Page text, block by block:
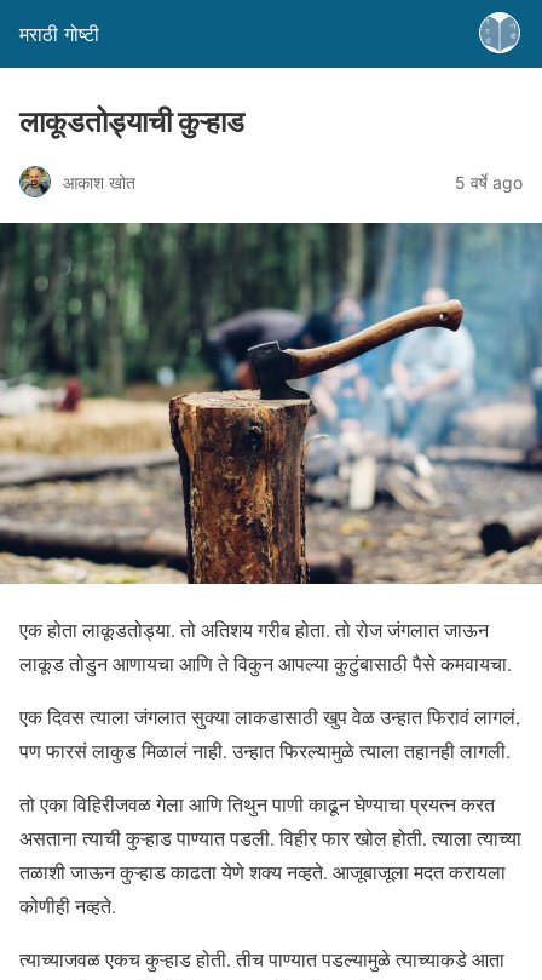
मराठी गोष्टी
लाकूडतोड्याची कुऱ्हाड
आकाश खोत 5 वर्षे ago
एक होता लाकूडतोड्या. तो अतिशय गरीब होता. तो रोज जंगलात जाऊन
लाकूड तोडुन आणायचा आणि ते विकुन आपल्या कुटुंबासाठी पैसे कमवायचा.
एक दिवस त्याला जंगलात सुक्या लाकडासाठी खुप वेळ उन्हात फिरावं लागलं,
पण फारसं लाकुड मिळालं नाही. उन्हात फिरल्यामुळे त्याला तहानही लागली.
तो एका विहिरीजवळ गेला आणि तिथुन पाणी काढून घेण्याचा प्रयत्न करत
असताना त्याची कुऱ्हाड पाण्यात पडली. विहीर फार खोल होती. त्याला त्याच्या
तळाशी जाऊन कुऱ्हाड काढता येणे शक्य नव्हते. आजूबाजूला मदत करायला
कोणीही नव्हते.
त्याच्याजवळ एकच कुऱ्हाड होती. तीच पाण्यात पडल्यामुळे त्याच्याकडे आता